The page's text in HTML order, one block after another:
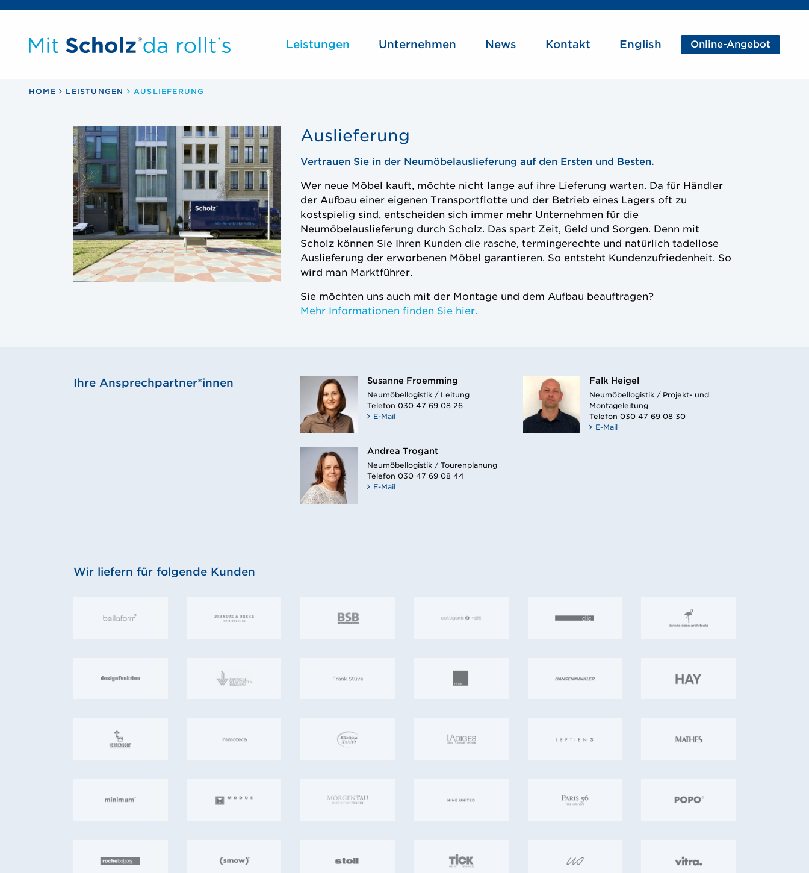
Main
Navigation
Leistungen Unternehmen News Kontakt English CTA
Online-Angebot
Pfadnavigation
HOME LEISTUNGEN AUSLIEFERUNG
Auslieferung
Vertrauen Sie in der Neumöbelauslieferung auf den Ersten und Besten.
Wer neue Möbel kauft, möchte nicht lange auf ihre Lieferung warten. Da für Händler
der Aufbau einer eigenen Transportflotte und der Betrieb eines Lagers oft zu
kostspielig sind, entscheiden sich immer mehr Unternehmen für die
Neumöbelauslieferung durch Scholz. Das spart Zeit, Geld und Sorgen. Denn mit
Scholz können Sie Ihren Kunden die rasche, termingerechte und natürlich tadellose
Auslieferung der erworbenen Möbel garantieren. So entsteht Kundenzufriedenheit. So
wird man Marktführer.
Sie möchten uns auch mit der Montage und dem Aufbau beauftragen?
Mehr Informationen finden Sie hier.
Ihre Ansprechpartner*innen Susanne Froemming
Neumöbellogistik / Leitung
Telefon 030 47 69 08 26
E-Mail
Falk Heigel
Neumöbellogistik / Projekt- und
Montageleitung
Telefon 030 47 69 08 30
E-Mail
Andrea Trogant
Neumöbellogistik / Tourenplanung
Telefon 030 47 69 08 44
E-Mail
Wir liefern für folgende Kunden